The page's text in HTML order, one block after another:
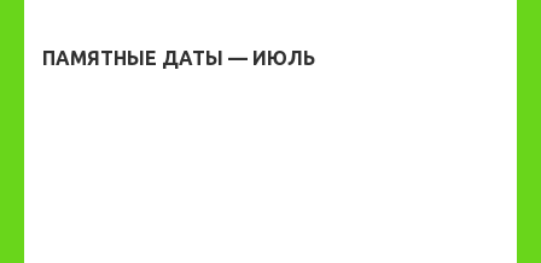
ПАМЯТНЫЕ ДАТЫ — ИЮЛЬ